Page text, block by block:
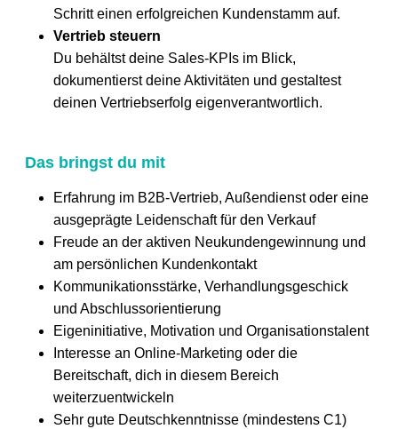
Schritt einen erfolgreichen Kundenstamm auf.
Vertrieb steuern
Du behältst deine Sales-KPIs im Blick,
dokumentierst deine Aktivitäten und gestaltest
deinen Vertriebserfolg eigenverantwortlich.
Das bringst du mit
Erfahrung im B2B-Vertrieb, Außendienst oder eine
ausgeprägte Leidenschaft für den Verkauf
Freude an der aktiven Neukundengewinnung und
am persönlichen Kundenkontakt
Kommunikationsstärke, Verhandlungsgeschick
und Abschlussorientierung
Eigeninitiative, Motivation und Organisationstalent
Interesse an Online-Marketing oder die
Bereitschaft, dich in diesem Bereich
weiterzuentwickeln
Sehr gute Deutschkenntnisse (mindestens C1)